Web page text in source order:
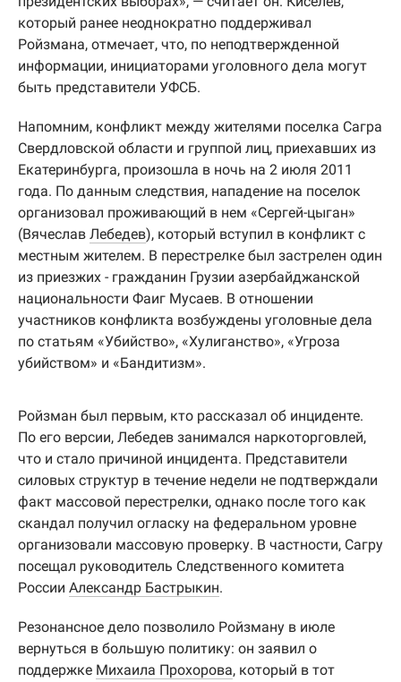
который ранее неоднократно поддерживал
Ройзмана, отмечает, что, по неподтвержденной
информации, инициаторами уголовного дела могут
быть представители УФСБ.
Напомним, конфликт между жителями поселка Сагра
Свердловской области и группой лиц, приехавших из
Екатеринбурга, произошла в ночь на 2 июля 2011
года. По данным следствия, нападение на поселок
организовал проживающий в нем «Сергей-цыган»
(Вячеслав Лебедев), который вступил в конфликт с
местным жителем. В перестрелке был застрелен один
из приезжих - гражданин Грузии азербайджанской
национальности Фаиг Мусаев. В отношении
участников конфликта возбуждены уголовные дела
по статьям «Убийство», «Хулиганство», «Угроза
убийством» и «Бандитизм».
Ройзман был первым, кто рассказал об инциденте.
По его версии, Лебедев занимался наркоторговлей,
что и стало причиной инцидента. Представители
силовых структур в течение недели не подтверждали
факт массовой перестрелки, однако после того как
скандал получил огласку на федеральном уровне
организовали массовую проверку. В частности, Сагру
посещал руководитель Следственного комитета
России Александр Бастрыкин.
Резонансное дело позволило Ройзману в июле
вернуться в большую политику: он заявил о
поддержке Михаила Прохорова, который в тот